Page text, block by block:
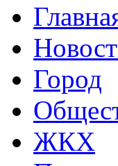
Город
ЖКХ